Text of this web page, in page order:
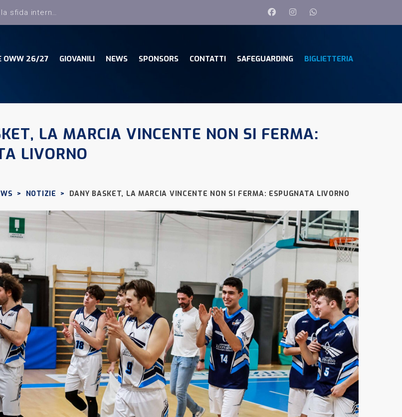
OWW 26/27 GIOVANILI NEWS SPONSORS CONTATTI SAFEGUARDING BIGLIETTERIA
LA MARCIA VINCENTE NON SI FERMA:
LIVORNO
> NOTIZIE > DANY BASKET, LA MARCIA VINCENTE NON SI FERMA: ESPUGNATA LIVORNO